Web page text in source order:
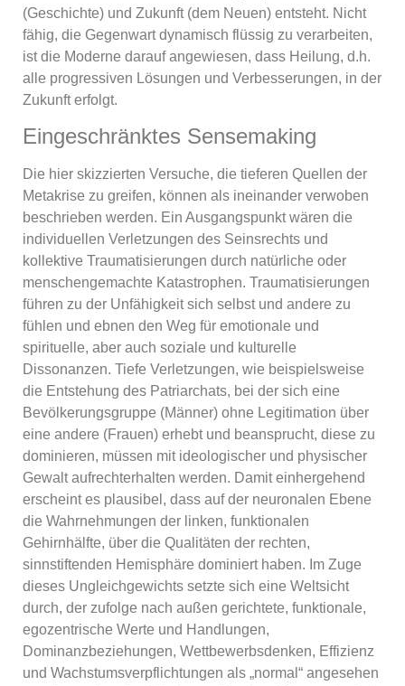
(Geschichte) und Zukunft (dem Neuen) entsteht. Nicht
fähig, die Gegenwart dynamisch flüssig zu verarbeiten,
ist die Moderne darauf angewiesen, dass Heilung, d.h.
alle progressiven Lösungen und Verbesserungen, in der
Zukunft erfolgt.
Eingeschränktes Sensemaking
Die hier skizzierten Versuche, die tieferen Quellen der
Metakrise zu greifen, können als ineinander verwoben
beschrieben werden. Ein Ausgangspunkt wären die
individuellen Verletzungen des Seinsrechts und
kollektive Traumatisierungen durch natürliche oder
menschengemachte Katastrophen. Traumatisierungen
führen zu der Unfähigkeit sich selbst und andere zu
fühlen und ebnen den Weg für emotionale und
spirituelle, aber auch soziale und kulturelle
Dissonanzen. Tiefe Verletzungen, wie beispielsweise
die Entstehung des Patriarchats, bei der sich eine
Bevölkerungsgruppe (Männer) ohne Legitimation über
eine andere (Frauen) erhebt und beansprucht, diese zu
dominieren, müssen mit ideologischer und physischer
Gewalt aufrechterhalten werden. Damit einhergehend
erscheint es plausibel, dass auf der neuronalen Ebene
die Wahrnehmungen der linken, funktionalen
Gehirnhälfte, über die Qualitäten der rechten,
sinnstiftenden Hemisphäre dominiert haben. Im Zuge
dieses Ungleichgewichts setzte sich eine Weltsicht
durch, der zufolge nach außen gerichtete, funktionale,
egozentrische Werte und Handlungen,
Dominanzbeziehungen, Wettbewerbsdenken, Effizienz
und Wachstumsverpflichtungen als „normal“ angesehen